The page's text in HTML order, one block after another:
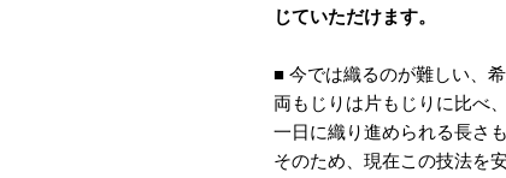
じていただけます。
■ 今では織るのが難しい、
両もじりは片もじりに比べ
一日に織り進められる長さ
そのため、現在この技法を